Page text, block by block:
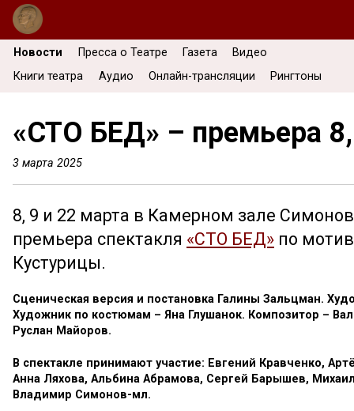
Новости Пресса о Театре Газета
Видео
Книги театра
Аудио Онлайн-трансляции Рингтоны
«СТО БЕД» – премьера
3 марта 2025
8, 9 и 22 марта в Камерном зале
премьера спектакля «СТО БЕД» по
Кустурицы.
Сценическая версия и постановка Галины Зальцман.
Художник по костюмам – Яна Глушанок. Композитор –
Руслан Майоров.
В спектакле принимают участие: Евгений Кравченко,
Анна Ляхова, Альбина Абрамова, Сергей Барышев,
Владимир Симонов-мл.